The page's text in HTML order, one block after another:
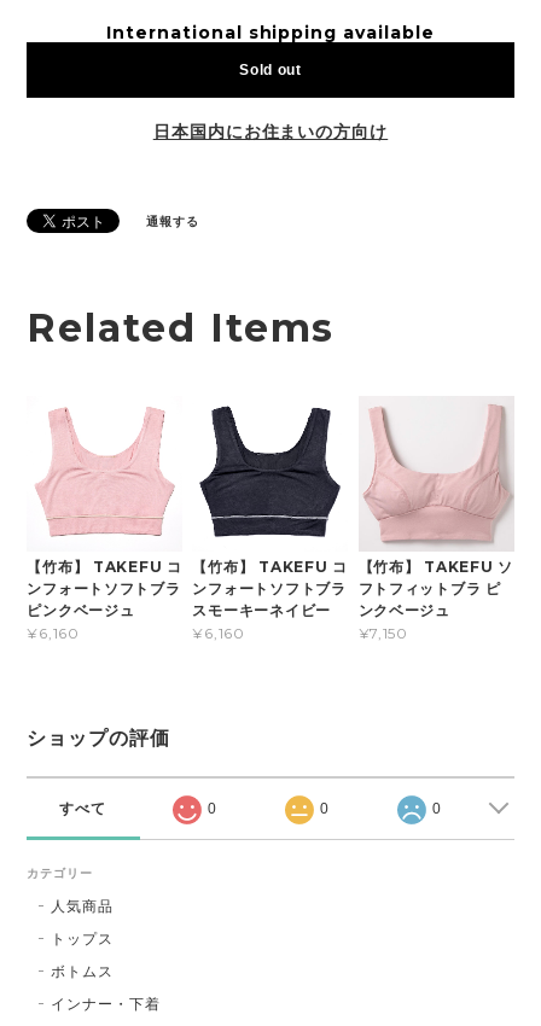
International shipping available
Sold out
日本国内にお住まいの方向け
通報する
Related Items
【竹布】 TAKEFU コ
ンフォートソフトブラ
ピンクベージュ
¥6,160
【竹布】 TAKEFU コ
ンフォートソフトブラ
スモーキーネイビー
¥6,160
【竹布】 TAKEFU ソ
フトフィットブラ ピ
ンクベージュ
¥7,150
ショップの評価
すべて 0 0 0
カテゴリー
人気商品
トップス
ボトムス
インナー・下着